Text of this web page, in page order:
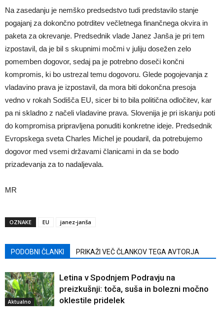
Na zasedanju je nemško predsedstvo tudi predstavilo stanje
pogajanj za dokončno potrditev večletnega finančnega okvira in
paketa za okrevanje. Predsednik vlade Janez Janša je pri tem
izpostavil, da je bil s skupnimi močmi v juliju dosežen zelo
pomemben dogovor, sedaj pa je potrebno doseči končni
kompromis, ki bo ustrezal temu dogovoru. Glede pogojevanja z
vladavino prava je izpostavil, da mora biti dokončna presoja
vedno v rokah Sodišča EU, sicer bi to bila politična odločitev, kar
pa ni skladno z načeli vladavine prava. Slovenija je pri iskanju poti
do kompromisa pripravljena ponuditi konkretne ideje. Predsednik
Evropskega sveta Charles Michel je poudaril, da potrebujemo
dogovor med vsemi državami članicami in da se bodo
prizadevanja za to nadaljevala.
MR
OZNAKE EU janez-janša
PODOBNI ČLANKI PRIKAŽI VEČ ČLANKOV TEGA AVTORJA
Aktualno
Letina v Spodnjem Podravju na
preizkušnji: toča, suša in bolezni močno
oklestile pridelek